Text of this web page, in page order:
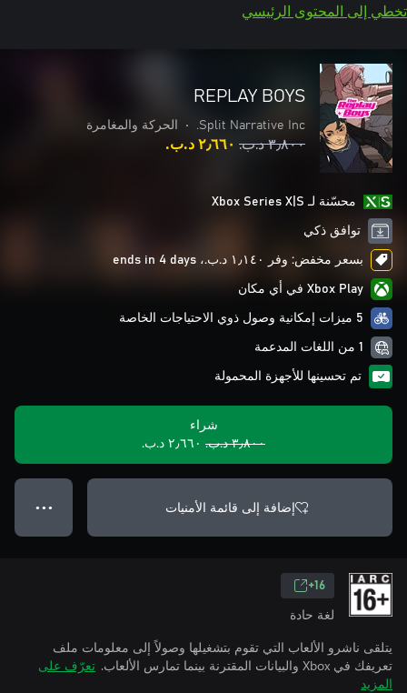
تخطي إلى المحتوى الرئيسي
REPLAY BOYS
Split Narrative Inc.
• الحركة والمغامرة
٣٫٨٠٠ د.ب.‏ ٢٫٦٦٠ د.ب.‏
محسّنة لـ Xbox Series X|S
توافق ذكي
بسعر مخفض: وفر ١٫١٤٠ د.ب.‏، ends in 4 days
Xbox Play في أي مكان
5 ميزات إمكانية وصول ذوي الاحتياجات الخاصة
1 من اللغات المدعمة
تم تحسينها للأجهزة المحمولة
شراء
٣٫٨٠٠ د.ب.‏
٢٫٦٦٠ د.ب.‏
إضافة إلى قائمة الأمنيات ● ● ●
16+
لغة حادة
يتلقى ناشرو الألعاب التي تقوم بتشغيلها وصولاً إلى معلومات ملف
تعريفك في Xbox والبيانات المقترنة بينما تمارس الألعاب.
تعرّف على
المزيد